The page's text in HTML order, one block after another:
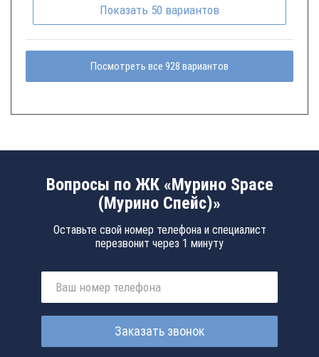
Показать 50 вариантов
Посмотреть все 928 вариантов
Вопросы по ЖК «Мурино Space
(Мурино Спейс)»
Оставьте свой номер телефона и специалист
перезвонит через 1 минуту
Заказать звонок